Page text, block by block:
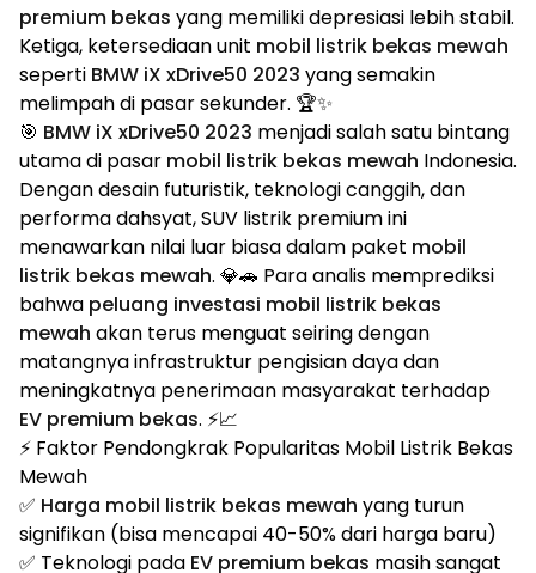
premium bekas yang memiliki depresiasi lebih stabil.
Ketiga, ketersediaan unit mobil listrik bekas mewah
seperti BMW iX xDrive50 2023 yang semakin
melimpah di pasar sekunder. 🏆✨
🎯 BMW iX xDrive50 2023 menjadi salah satu bintang
utama di pasar mobil listrik bekas mewah Indonesia.
Dengan desain futuristik, teknologi canggih, dan
performa dahsyat, SUV listrik premium ini
menawarkan nilai luar biasa dalam paket mobil
listrik bekas mewah. 💎🚗 Para analis memprediksi
bahwa peluang investasi mobil listrik bekas
mewah akan terus menguat seiring dengan
matangnya infrastruktur pengisian daya dan
meningkatnya penerimaan masyarakat terhadap
EV premium bekas. ⚡📈
⚡ Faktor Pendongkrak Popularitas Mobil Listrik Bekas
Mewah
✅ Harga mobil listrik bekas mewah yang turun
signifikan (bisa mencapai 40-50% dari harga baru)
✅ Teknologi pada EV premium bekas masih sangat